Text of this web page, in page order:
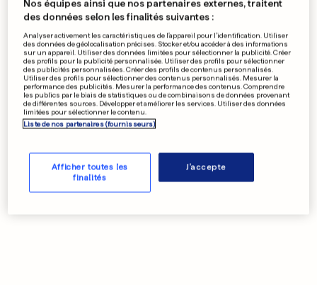
Nos équipes ainsi que nos partenaires externes, traitent
des données selon les finalités suivantes :
Analyser activement les caractéristiques de l’appareil pour l’identification. Utiliser
des données de géolocalisation précises. Stocker et/ou accéder à des informations
sur un appareil. Utiliser des données limitées pour sélectionner la publicité. Créer
des profils pour la publicité personnalisée. Utiliser des profils pour sélectionner
des publicités personnalisées. Créer des profils de contenus personnalisés.
Utiliser des profils pour sélectionner des contenus personnalisés. Mesurer la
performance des publicités. Mesurer la performance des contenus. Comprendre
les publics par le biais de statistiques ou de combinaisons de données provenant
de différentes sources. Développer et améliorer les services. Utiliser des données
limitées pour sélectionner le contenu.
Liste de nos partenaires (fournisseurs)
Afficher toutes les
finalités
J'accepte